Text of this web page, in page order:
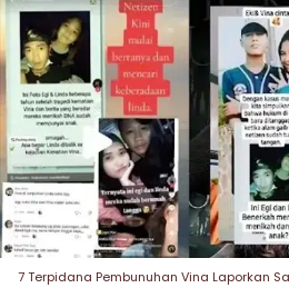
7 Terpidana Pembunuhan Vina Laporkan